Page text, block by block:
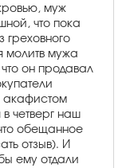
муж
что пока
греховного
молитв мужа
он продавал
акафистом
четверг наш
обещанное
отзыв). И
ему отдали